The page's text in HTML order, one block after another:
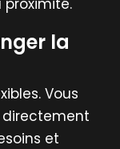
la
Vous
directement
et